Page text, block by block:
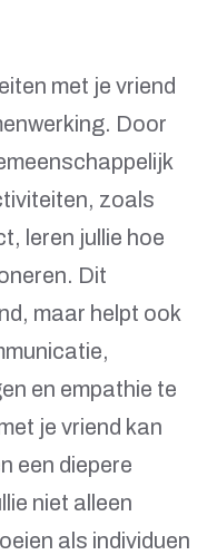
met je vriend
Door
zoals
leren jullie hoe
Dit
maar helpt ook
en empathie te
je vriend kan
een diepere
niet alleen
als individuen